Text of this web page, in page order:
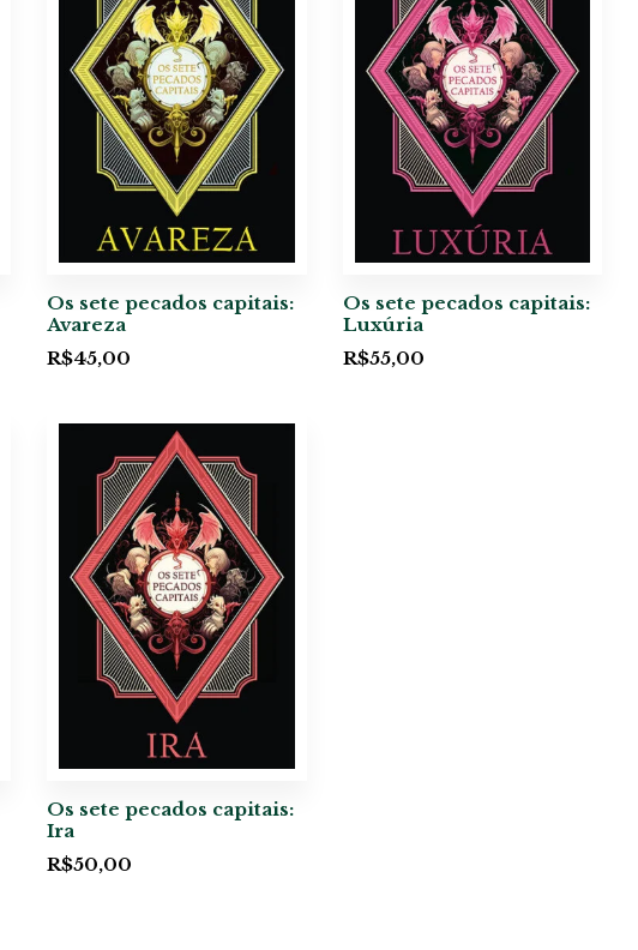
Os sete pecados capitais:
Avareza
R$45,00
Os sete pecados capitais:
Luxúria
R$55,00
Os sete pecados capitais:
Ira
R$50,00